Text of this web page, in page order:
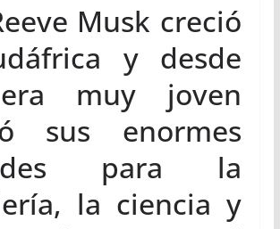
Musk creció
y desde
muy joven
sus enormes
para la
la ciencia y